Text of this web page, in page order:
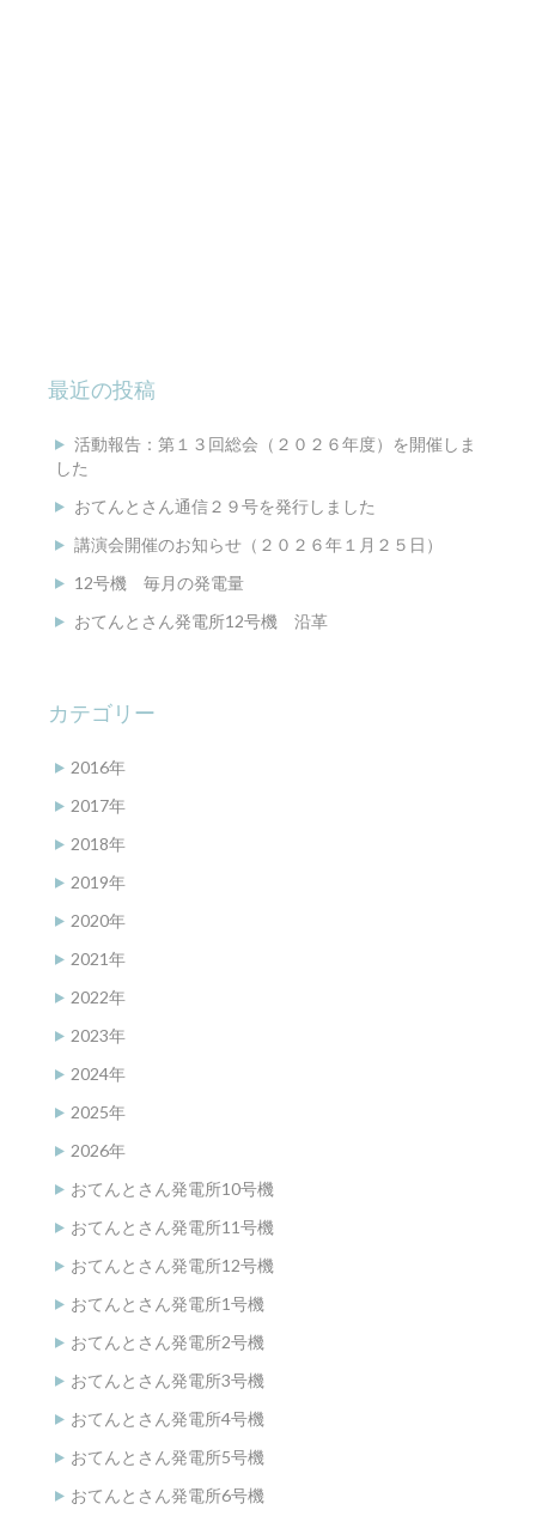
最近の投稿
活動報告：第１３回総会（２０２６年度）を開催しま
した
おてんとさん通信２９号を発行しました
講演会開催のお知らせ（２０２６年１月２５日）
12号機 毎月の発電量
おてんとさん発電所12号機 沿革
カテゴリー
2016年
2017年
2018年
2019年
2020年
2021年
2022年
2023年
2024年
2025年
2026年
おてんとさん発電所10号機
おてんとさん発電所11号機
おてんとさん発電所12号機
おてんとさん発電所1号機
おてんとさん発電所2号機
おてんとさん発電所3号機
おてんとさん発電所4号機
おてんとさん発電所5号機
おてんとさん発電所6号機